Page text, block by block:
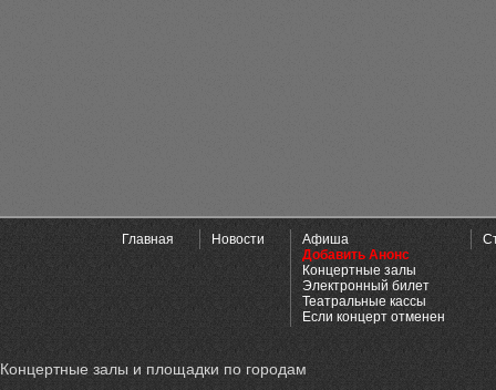
Главная Новости
Афиша
Добавить Анонс
Концертные залы
Электронный билет
Театральные кассы
Если концерт отменен
Концертные залы и площадки по городам